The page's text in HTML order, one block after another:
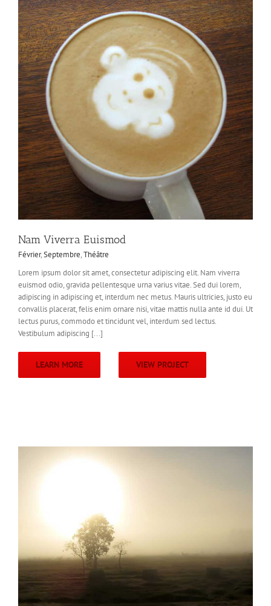
Nam Viverra Euismod
Février,Septembre,Théâtre
Lorem ipsum dolor sit amet, consectetur adipiscing elit. Nam viverra
euismod odio, gravida pellentesque urna varius vitae. Sed dui lorem,
adipiscing in adipiscing et, interdum nec metus. Mauris ultricies, justo eu
convallis placerat, felis enim ornare nisi, vitae mattis nulla ante id dui. Ut
lectus purus, commodo et tincidunt vel, interdum sed lectus.
Vestibulum adipiscing [...]
LEARN MORE VIEW PROJECT